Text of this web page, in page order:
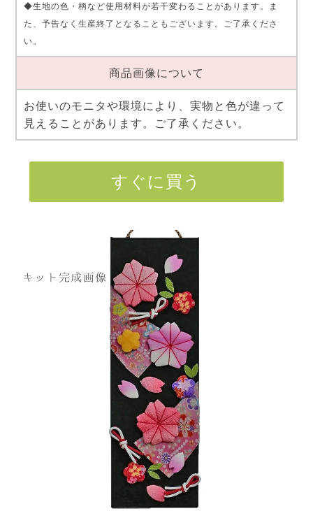
◆生地の色・柄など使用材料が若干変わることがあります。ま
た、予告なく生産終了となることもございます。ご了承くださ
い。
商品画像について
お使いのモニタや環境により、実物と色が違って
見えることがあります。ご了承ください。
すぐに買う